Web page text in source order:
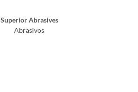
Superior Abrasives
Abrasivos